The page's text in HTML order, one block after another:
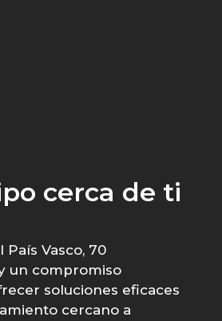
cerca de ti
Vasco, 70
un compromiso
soluciones eficaces
cercano a